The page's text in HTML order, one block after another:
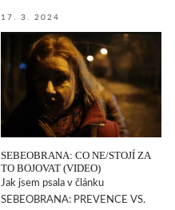
17. 3. 2024
SEBEOBRANA: CO NE/STOJÍ ZA
TO BOJOVAT (VIDEO)
Jak jsem psala v článku
SEBEOBRANA: PREVENCE VS.